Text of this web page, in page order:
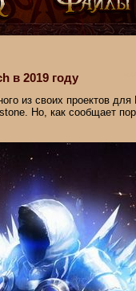
в 2019 году
из своих проектов
Но, как сообщает